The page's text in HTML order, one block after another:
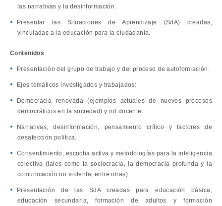
las narrativas y la desinformación.
Presentar las Situaciones de Aprendizaje (SdA) creadas,
vinculadas a la educación para la ciudadanía.
Contenidos
Presentación del grupo de trabajo y del proceso de autoformación.
Ejes temáticos investigados y trabajados:
Democracia renovada (ejemplos actuales de nuevos procesos
democráticos en la sociedad) y rol docente.
Narrativas, desinformación, pensamiento crítico y factores de
desafección política.
Consentimiento, escucha activa y metodologías para la inteligencia
colectiva (tales como la sociocracia, la democracia profunda y la
comunicación no violenta, entre otras).
Presentación de las SdA creadas para educación básica,
educación secundaria, formación de adultos y formación